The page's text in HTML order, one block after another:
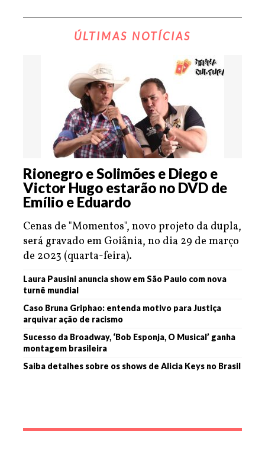
ÚLTIMAS NOTÍCIAS
Rionegro e Solimões e Diego e
Victor Hugo estarão no DVD de
Emílio e Eduardo
Cenas de "Momentos", novo projeto da dupla,
será gravado em Goiânia, no dia 29 de março
de 2023 (quarta-feira).
Laura Pausini anuncia show em São Paulo com nova
turnê mundial
Caso Bruna Griphao: entenda motivo para Justiça
arquivar ação de racismo
Sucesso da Broadway, ‘Bob Esponja, O Musical’ ganha
montagem brasileira
Saiba detalhes sobre os shows de Alicia Keys no Brasil